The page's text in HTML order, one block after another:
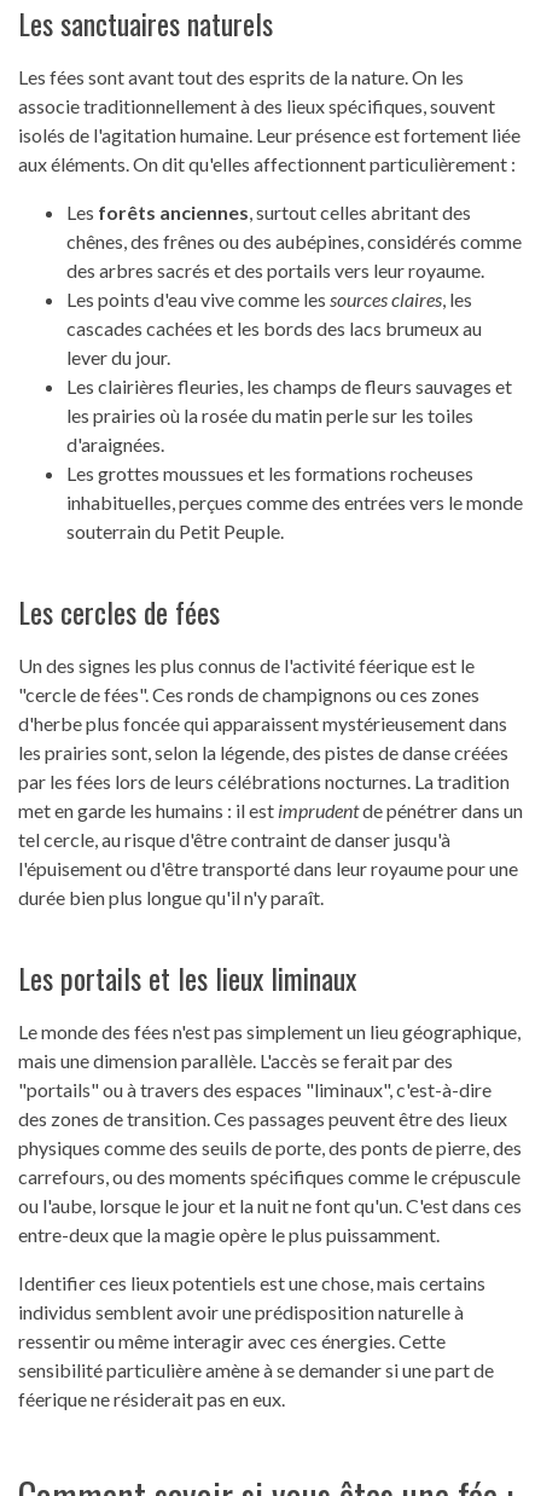
Les sanctuaires naturels
Les fées sont avant tout des esprits de la nature. On les
associe traditionnellement à des lieux spécifiques, souvent
isolés de l'agitation humaine. Leur présence est fortement liée
aux éléments. On dit qu'elles affectionnent particulièrement :
Les forêts anciennes, surtout celles abritant des
chênes, des frênes ou des aubépines, considérés comme
des arbres sacrés et des portails vers leur royaume.
Les points d'eau vive comme les sources claires, les
cascades cachées et les bords des lacs brumeux au
lever du jour.
Les clairières fleuries, les champs de fleurs sauvages et
les prairies où la rosée du matin perle sur les toiles
d'araignées.
Les grottes moussues et les formations rocheuses
inhabituelles, perçues comme des entrées vers le monde
souterrain du Petit Peuple.
Les cercles de fées
Un des signes les plus connus de l'activité féerique est le
"cercle de fées". Ces ronds de champignons ou ces zones
d'herbe plus foncée qui apparaissent mystérieusement dans
les prairies sont, selon la légende, des pistes de danse créées
par les fées lors de leurs célébrations nocturnes. La tradition
met en garde les humains : il est imprudentde pénétrer dans un
tel cercle, au risque d'être contraint de danser jusqu'à
l'épuisement ou d'être transporté dans leur royaume pour une
durée bien plus longue qu'il n'y paraît.
Les portails et les lieux liminaux
Le monde des fées n'est pas simplement un lieu géographique,
mais une dimension parallèle. L'accès se ferait par des
"portails" ou à travers des espaces "liminaux", c'est-à-dire
des zones de transition. Ces passages peuvent être des lieux
physiques comme des seuils de porte, des ponts de pierre, des
carrefours, ou des moments spécifiques comme le crépuscule
ou l'aube, lorsque le jour et la nuit ne font qu'un. C'est dans ces
entre-deux que la magie opère le plus puissamment.
Identifier ces lieux potentiels est une chose, mais certains
individus semblent avoir une prédisposition naturelle à
ressentir ou même interagir avec ces énergies. Cette
sensibilité particulière amène à se demander si une part de
féerique ne résiderait pas en eux.